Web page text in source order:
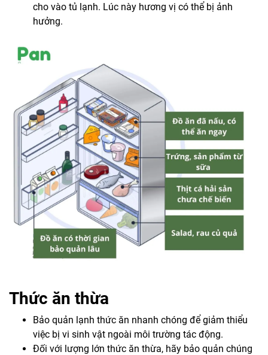
cho vào tủ lạnh. Lúc này hương vị có thể bị ảnh
hưởng.
Thức ăn thừa
Bảo quản lạnh thức ăn nhanh chóng để giảm thiểu
việc bị vi sinh vật ngoài môi trường tác động.
Đối với lượng lớn thức ăn thừa, hãy bảo quản chúng